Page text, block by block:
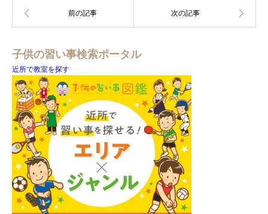
子供の習い事検索ポータル
近所で教室を探す